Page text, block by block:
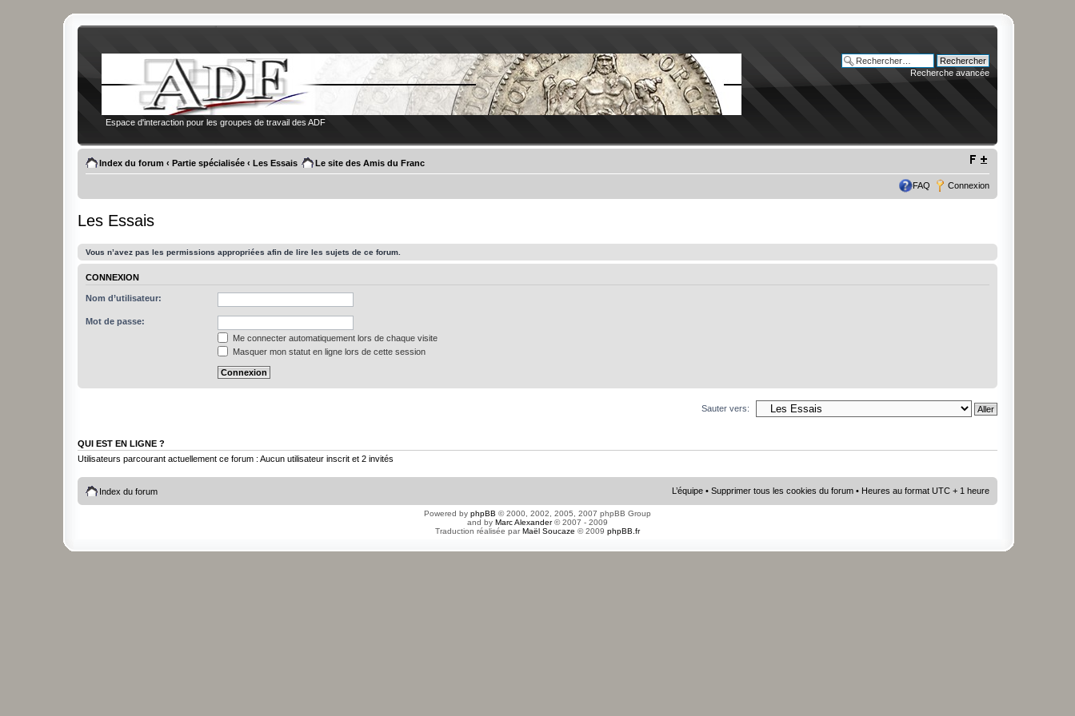
Espace d'interaction pour les groupes de travail des ADF
Recherche avancée
Index du forum ‹ Partie spécialisée ‹ Les Essais Le site des Amis du Franc
FAQ Connexion
Les Essais
Vous n’avez pas les permissions appropriées afin de lire les sujets de ce forum.
CONNEXION
Nom d’utilisateur:
Mot de passe:
Me connecter automatiquement lors de chaque visite
Masquer mon statut en ligne lors de cette session
Sauter vers:
QUI EST EN LIGNE ?
Utilisateurs parcourant actuellement ce forum : Aucun utilisateur inscrit et 2 invités
Index du forum L’équipe • Supprimer tous les cookies du forum • Heures au format UTC + 1 heure
Powered by phpBB © 2000, 2002, 2005, 2007 phpBB Group
and by Marc Alexander© 2007 - 2009
Traduction réalisée parMaël Soucaze © 2009 phpBB.fr